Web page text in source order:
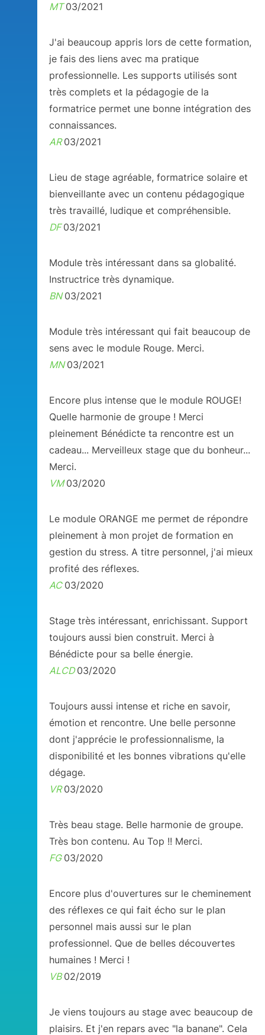
MT03/2021
J'ai beaucoup appris lors de cette formation,
je fais des liens avec ma pratique
professionnelle. Les supports utilisés sont
très complets et la pédagogie de la
formatrice permet une bonne intégration des
connaissances.
AR03/2021
Lieu de stage agréable, formatrice solaire et
bienveillante avec un contenu pédagogique
très travaillé, ludique et compréhensible.
DF03/2021
Module très intéressant dans sa globalité.
Instructrice très dynamique.
BN03/2021
Module très intéressant qui fait beaucoup de
sens avec le module Rouge. Merci.
MN03/2021
Encore plus intense que le module ROUGE!
Quelle harmonie de groupe ! Merci
pleinement Bénédicte ta rencontre est un
cadeau... Merveilleux stage que du bonheur...
Merci.
VM03/2020
Le module ORANGE me permet de répondre
pleinement à mon projet de formation en
gestion du stress. A titre personnel, j'ai mieux
profité des réflexes.
AC 03/2020
Stage très intéressant, enrichissant. Support
toujours aussi bien construit. Merci à
Bénédicte pour sa belle énergie.
ALCD03/2020
Toujours aussi intense et riche en savoir,
émotion et rencontre. Une belle personne
dont j'apprécie le professionnalisme, la
disponibilité et les bonnes vibrations qu'elle
dégage.
VR03/2020
Très beau stage. Belle harmonie de groupe.
Très bon contenu. Au Top !! Merci.
FG 03/2020
Encore plus d'ouvertures sur le cheminement
des réflexes ce qui fait écho sur le plan
personnel mais aussi sur le plan
professionnel. Que de belles découvertes
humaines ! Merci !
VB02/2019
Je viens toujours au stage avec beaucoup de
plaisirs. Et j'en repars avec "la banane". Cela